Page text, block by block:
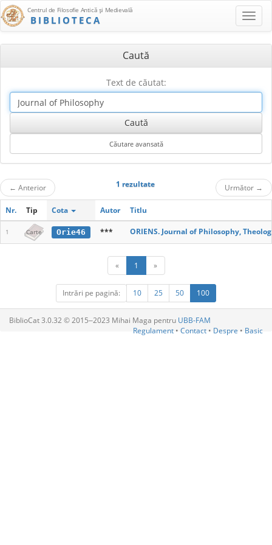
Centrul de Filosofie Antică şi Medievală
BIBLIOTECA
Caută
Text de căutat:
← Anterior 1 rezultate Următor →
Nr. Tip Cota Autor Titlu
1 Carte Orie46 *** ORIENS. Journal of Philosophy,
« 1 »
Intrări pe pagină: 10 25 50 100
BiblioCat 3.0.32 © 2015‒2023 Mihai Maga pentru UBB-FAM
Regulament • Contact • Despre • Basic